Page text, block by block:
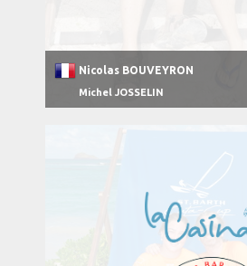
Nicolas BOUVEYRON
Michel JOSSELIN